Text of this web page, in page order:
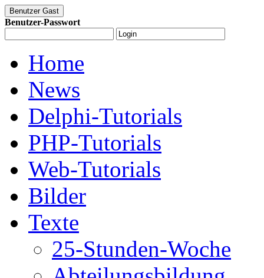
Benutzer-Passwort
Home
News
Delphi-Tutorials
PHP-Tutorials
Web-Tutorials
Bilder
Texte
25-Stunden-Woche